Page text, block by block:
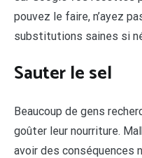
pouvez le faire, n’ayez
substitutions saines si
Sauter le sel
Beaucoup de gens
goûter leur nourriture.
avoir des conséquences